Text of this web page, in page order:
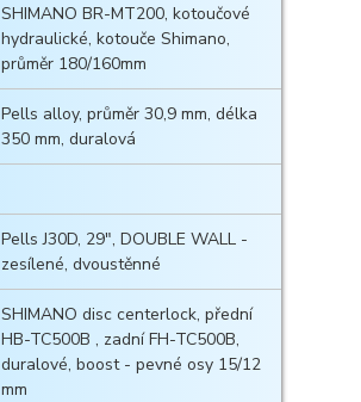
SHIMANO BR-MT200, kotoučové
hydraulické, kotouče Shimano,
průměr 180/160mm
Pells alloy, průměr 30,9 mm, délka
350 mm, duralová
Pells J30D, 29", DOUBLE WALL -
zesílené, dvoustěnné
SHIMANO disc centerlock, přední
HB-TC500B , zadní FH-TC500B,
duralové, boost - pevné osy 15/12
mm